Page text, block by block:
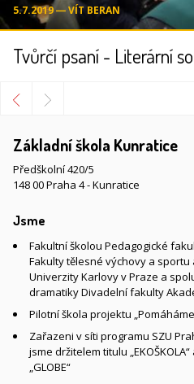
5.7.2019 ― VÍT BERAN
Tvůrčí psaní - Literární
Základní škola Kunratice
Předškolní 420/5
148 00 Praha 4 - Kunratice
Jsme
Fakultní školou Pedagogické
Fakulty tělesné výchovy a
Univerzity Karlovy v Praze a
dramatiky Divadelní fakulty
Pilotní škola projektu
Zařazeni v síti programu SZU
jsme držitelem titulu
„GLOBE“